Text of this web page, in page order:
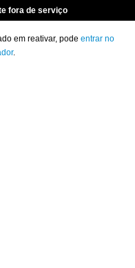
fora de serviço
em reativar, pode entrar no
.